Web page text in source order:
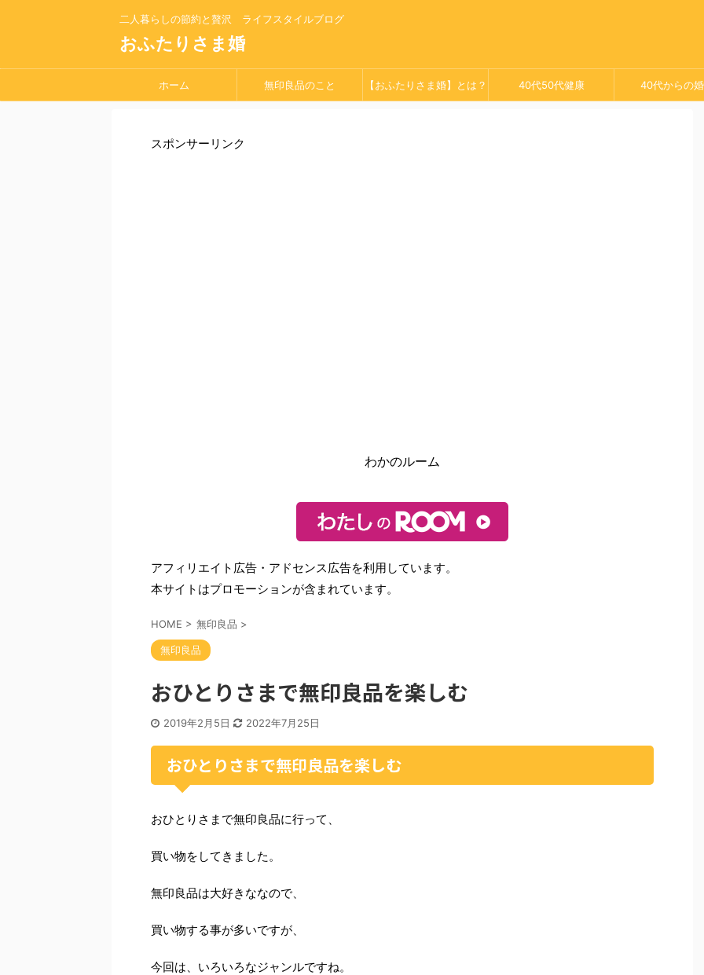
二人暮らしの節約と贅沢 ライフスタイルブログ
おふたりさま婚
ホーム 無印良品のこと 【おふたりさま婚】とは？ 40代50代健康 40代からの
スポンサーリンク
わかのルーム
アフィリエイト広告・アドセンス広告を利用しています。
本サイトはプロモーションが含まれています。
HOME > 無印良品 >
無印良品
おひとりさまで無印良品を楽しむ
2019年2月5日 2022年7月25日
おひとりさまで無印良品を楽しむ
おひとりさまで無印良品に行って、
買い物をしてきました。
無印良品は大好きななので、
買い物する事が多いですが、
今回は、いろいろなジャンルですね。